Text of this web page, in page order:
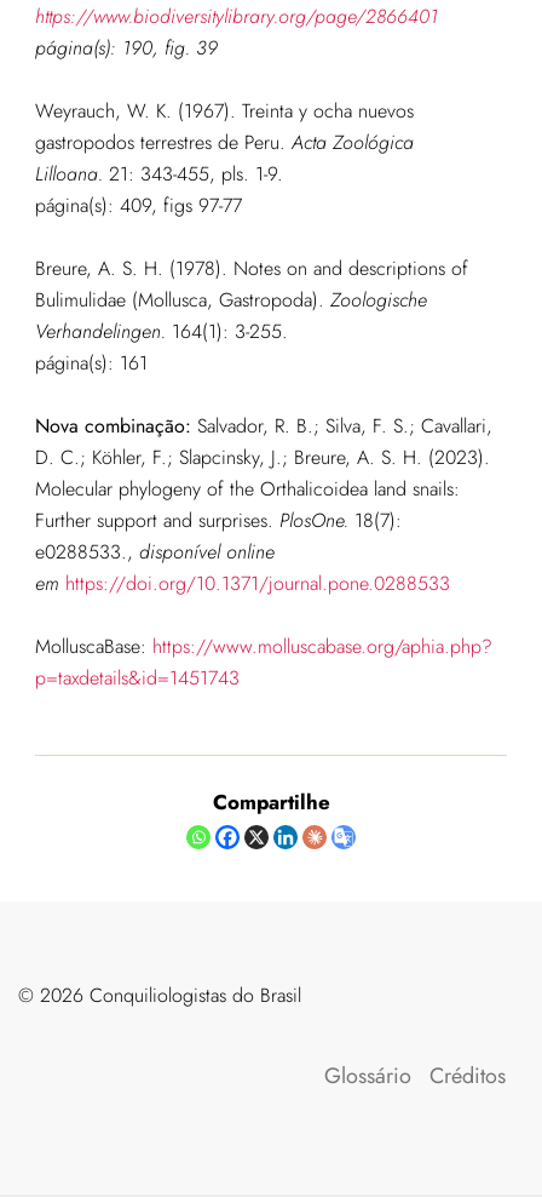
https://www.biodiversitylibrary.org/page/2866401
página(s): 190, fig. 39
Weyrauch, W. K. (1967). Treinta y ocha nuevos
gastropodos terrestres de Peru. Acta Zoológica
Lilloana. 21: 343-455, pls. 1-9.
página(s): 409, figs 97-77
Breure, A. S. H. (1978). Notes on and descriptions of
Bulimulidae (Mollusca, Gastropoda). Zoologische
Verhandelingen. 164(1): 3-255.
página(s): 161
Nova combinação: Salvador, R. B.; Silva, F. S.; Cavallari,
D. C.; Köhler, F.; Slapcinsky, J.; Breure, A. S. H. (2023).
Molecular phylogeny of the Orthalicoidea land snails:
Further support and surprises. PlosOne. 18(7):
e0288533., disponível online
em https://doi.org/10.1371/journal.pone.0288533
MolluscaBase: https://www.molluscabase.org/aphia.php?
p=taxdetails&id=1451743
Compartilhe
©️ 2026 Conquiliologistas do Brasil
Glossário Créditos